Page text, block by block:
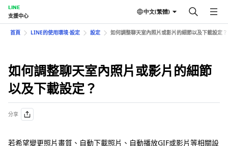
LINE
支援中心
中文(繁體)
首頁 LINE的使用環境⋅設定 設定 如何調整聊天室內照片或影片的細節以及下載設定？
如何調整聊天室內照片或影片的細節
以及下載設定？
分享
若希望變更照片畫質、自動下載照片、自動播放GIF或影片等相關設